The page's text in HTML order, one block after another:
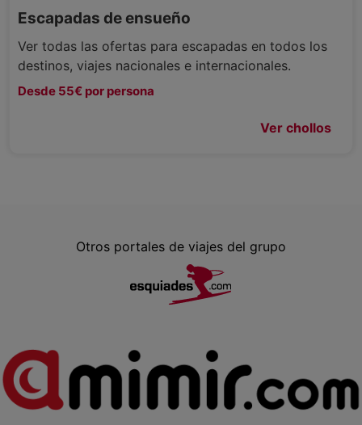
Escapadas de ensueño
Ver todas las ofertas para escapadas en todos los
destinos, viajes nacionales e internacionales.
Desde 55€ por persona
Ver chollos
Otros portales de viajes del grupo